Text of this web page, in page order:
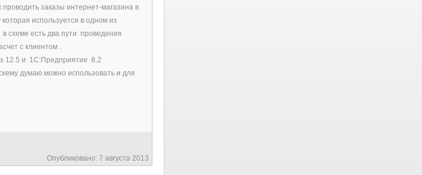
заказы интернет-магазина в
используется в одном из
схеме есть два пути проведения
с клиентом .
12.5 и 1С:Предприятие 8.2
думаю можно использовать и для
Опубликовано: 7 августа 2013